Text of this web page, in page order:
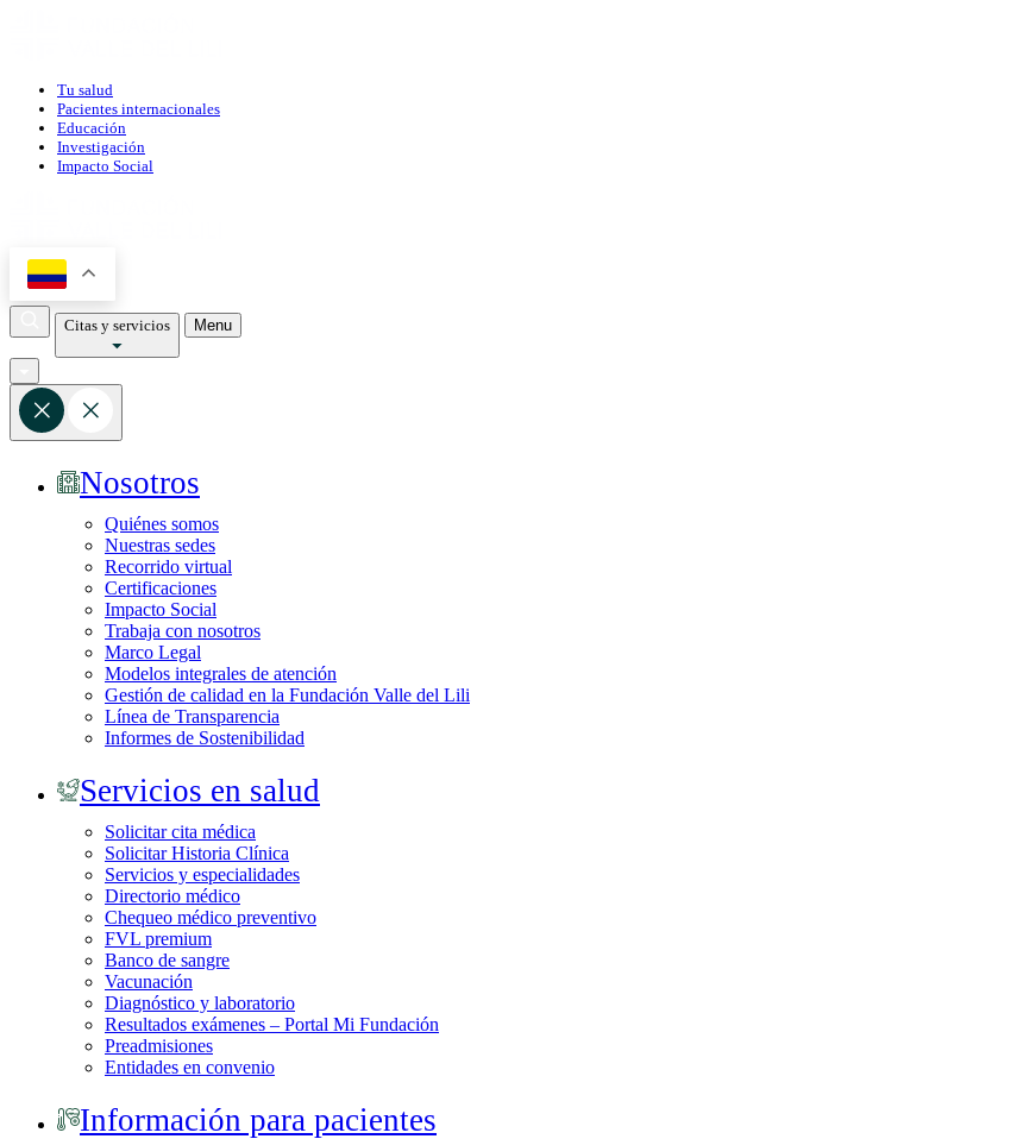
Tu salud
Pacientes internacionales
Educación
Investigación
Impacto Social
Citas y servicios Menu
Nosotros
Quiénes somos
Nuestras sedes
Recorrido virtual
Certificaciones
Impacto Social
Trabaja con nosotros
Marco Legal
Modelos integrales de atención
Gestión de calidad en la Fundación Valle del Lili
Línea de Transparencia
Informes de Sostenibilidad
Servicios en salud
Solicitar cita médica
Solicitar Historia Clínica
Servicios y especialidades
Directorio médico
Chequeo médico preventivo
FVL premium
Banco de sangre
Vacunación
Diagnóstico y laboratorio
Resultados exámenes – Portal Mi Fundación
Preadmisiones
Entidades en convenio
Información para pacientes